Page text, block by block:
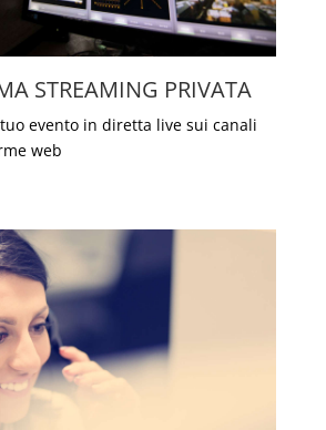
STREAMING PRIVATA
evento in diretta live sui canali
web